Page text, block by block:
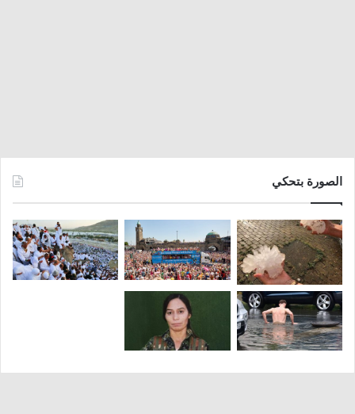
الصورة بتحكي